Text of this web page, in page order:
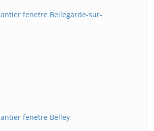
fenetre Bellegarde-sur-
fenetre Belley